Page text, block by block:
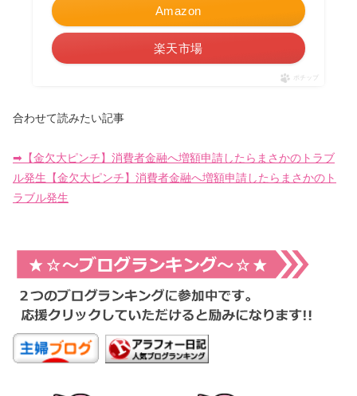
Amazon
楽天市場
ポチップ
合わせて読みたい記事
➡【金欠大ピンチ】消費者金融へ増額申請したらまさかのトラブ
ル発生【金欠大ピンチ】消費者金融へ増額申請したらまさかのト
ラブル発生